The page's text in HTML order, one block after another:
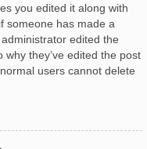
you edited it along with
someone has made a
edited the
they’ve edited the post
users cannot delete